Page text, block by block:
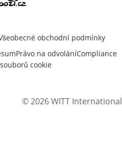
obchodní podmínky
Právo na odvoláníCompliance
cookie
© 2026 WITT International